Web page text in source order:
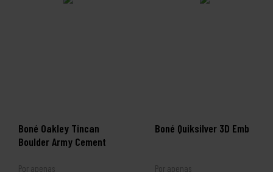
Boné Oakley Tincan
Boulder Army Cement
Por apenas
Boné Quiksilver 3D Emb
Por apenas